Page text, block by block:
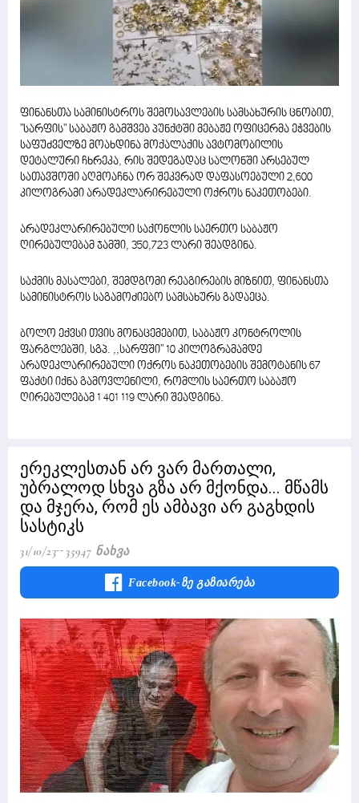
ფინანსთა სამინისტროს შემოსავლების სამსახურის ცნობით,
"სარფის" საბაჟო გამშვებ პუნქტში მებაჟე ოფიცერმა ეჭვების
საფუძველზე მოახდინა მოქალაქის ავტომობილის
დეტალური ჩხრეკა, რის შედეგადაც სალონში არსებულ
სათავშოში აღმოაჩნა ორ შეკვრად დაფასოებული 2,600
კილოგრამი არადეკლარირებული ოქროს ნაკეთობები.
არადეკლარირებული საქონლის საერთო საბაჟო
ღირებულებამ ჯამში, 350,723 ლარი შეადგინა.
საქმის მასალები, შემდგომი რეაგირების მიზნით, ფინანსთა
სამინისტროს საგამოძიებო სამსახურს გადაეცა.
ბოლო ექვსი თვის მონაცემებით, საბაჟო კონტროლის
ფარგლებში, სგპ. ,,სარფში" 10 კილოგრამამდე
არადეკლარირებული ოქროს ნაკეთობების შემოტანის 67
ფაქტი იქნა გამოვლენილი, რომლის საერთო საბაჟო
ღირებულებამ 1 401 119 ლარი შეადგინა.
ერეკლესთან არ ვარ მართალი,
უბრალოდ სხვა გზა არ მქონდა... მწამს
და მჯერა, რომ ეს ამბავი არ გაგხდის
სასტიკს
31/10/23 35947 Ნახვა
Facebook-Ზე Გაზიარება